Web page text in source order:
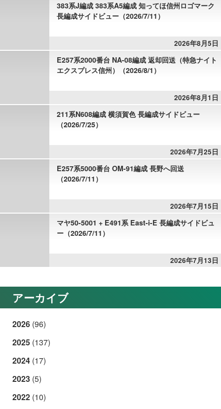
383系J編成 383系A5編成 知ってほ信州ロゴマーク
長編成サイドビュー（2026/7/11）
2026年8月5日
E257系2000番台 NA-08編成 返却回送（特急ナイト
エクスプレス信州）（2026/8/1）
2026年8月1日
211系N608編成 横須賀色 長編成サイドビュー
（2026/7/25）
2026年7月25日
E257系5000番台 OM-91編成 長野へ回送
（2026/7/11）
2026年7月15日
マヤ50-5001 + E491系 East-i-E 長編成サイドビュ
ー（2026/7/11）
2026年7月13日
アーカイブ
2026 (96)
2025 (137)
2024 (17)
2023 (5)
2022 (10)